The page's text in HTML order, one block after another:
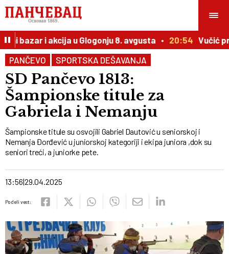
bazar i akcija u Glogonju 8. avgusta 20:54 Vučić
PANČEVO
SPORTSKA DEŠAVANJA
SD Pančevo 1813:
Šampionske titule za
Gabriela i Nemanju
Šampionske titule su osvojili Gabriel Dautović u seniorskoj i
Nemanja Đorđević u juniorskoj kategoriji i ekipa juniora ,dok su
seniori treći, a juniorke pete.
13:56 29.04.2025
Podeli vest: